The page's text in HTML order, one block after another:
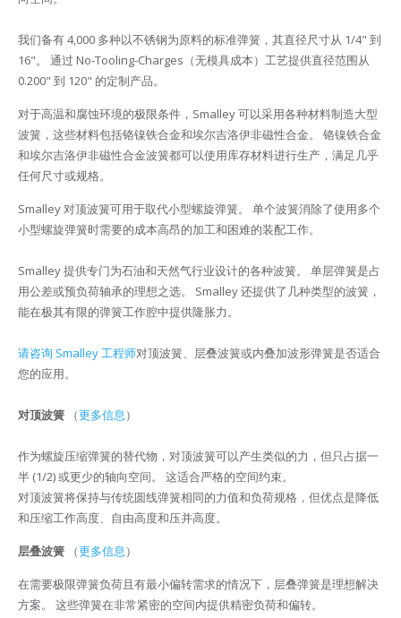
我们备有 4,000 多种以不锈钢为原料的标准弹簧，其直径尺寸从 1/4" 到
16"。 通过 No-Tooling-Charges（无模具成本）工艺提供直径范围从
0.200" 到 120" 的定制产品。
对于高温和腐蚀环境的极限条件，Smalley 可以采用各种材料制造大型
波簧，这些材料包括铬镍铁合金和埃尔吉洛伊非磁性合金。 铬镍铁合金
和埃尔吉洛伊非磁性合金波簧都可以使用库存材料进行生产，满足几乎
任何尺寸或规格。
Smalley 对顶波簧可用于取代小型螺旋弹簧。 单个波簧消除了使用多个
小型螺旋弹簧时需要的成本高昂的加工和困难的装配工作。
Smalley 提供专门为石油和天然气行业设计的各种波簧。 单层弹簧是占
用公差或预负荷轴承的理想之选。 Smalley 还提供了几种类型的波簧，
能在极其有限的弹簧工作腔中提供隆胀力。
请咨询 Smalley 工程师对顶波簧、层叠波簧或内叠加波形弹簧是否适合
您的应用。
对顶波簧 （更多信息）
作为螺旋压缩弹簧的替代物，对顶波簧可以产生类似的力，但只占据一
半 (1/2) 或更少的轴向空间。 这适合严格的空间约束。
对顶波簧将保持与传统圆线弹簧相同的力值和负荷规格，但优点是降低
和压缩工作高度、自由高度和压并高度。
层叠波簧 （更多信息）
在需要极限弹簧负荷且有最小偏转需求的情况下，层叠弹簧是理想解决
方案。 这些弹簧在非常紧密的空间内提供精密负荷和偏转。